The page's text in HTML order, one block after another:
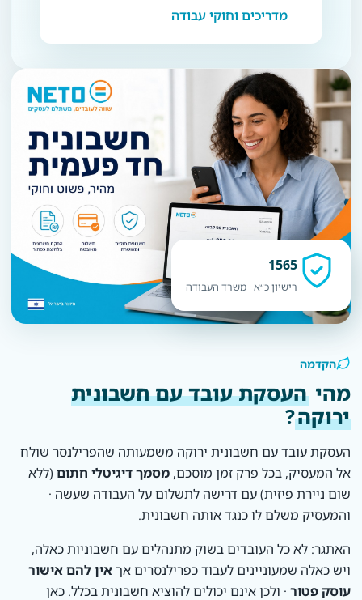
מדריכים וחוקי עבודה
הקדמה
מהי העסקת עובד עם חשבונית
ירוקה?
העסקת עובד עם חשבונית ירוקה משמעותה שהפרילנסר שולח
אל המעסיק, בכל פרק זמן מוסכם, מסמך דיגיטלי חתום (ללא
שום ניירת פיזית) עם דרישה לתשלום על העבודה שעשה ·
והמעסיק משלם לו כנגד אותה חשבונית.
האתגר: לא כל העובדים בשוק מתנהלים עם חשבוניות כאלה,
ויש כאלה שמעוניינים לעבוד כפרילנסרים אךאין להם אישור
עוסק פטור · ולכן אינם יכולים להוציא חשבונית בכלל. כאן
1565
רישיון כ״א · משרד העבודה